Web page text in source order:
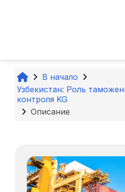
В начало
Узбекистан: Роль
контроля KG
Описание